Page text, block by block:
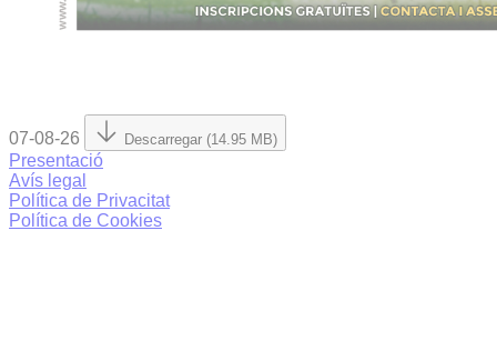
07-08-26 Descarregar (14.95 MB)
Presentació
Avís legal
Política de Privacitat
Política de Cookies